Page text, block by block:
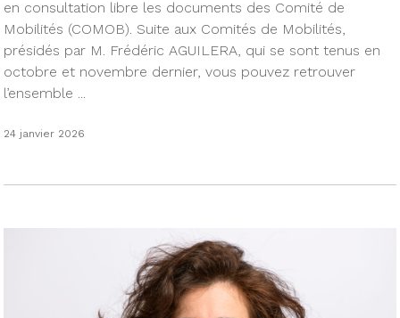
en consultation libre les documents des Comité de
Mobilités (COMOB). Suite aux Comités de Mobilités,
présidés par M. Frédéric AGUILERA, qui se sont tenus en
octobre et novembre dernier, vous pouvez retrouver
l’ensemble ...
24 janvier 2026